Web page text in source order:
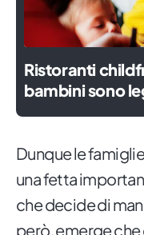
Ristoranti
bambini sono
Dunque le
una fetta
che decide di
però, emerge